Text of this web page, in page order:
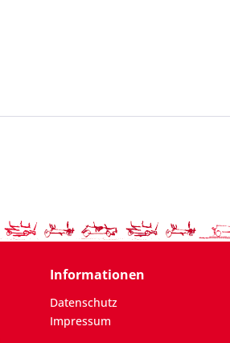
Informationen
Datenschutz
Impressum